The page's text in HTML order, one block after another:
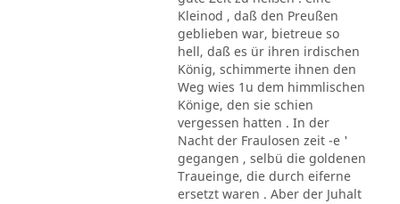
Kleinod , daß den Preußen
geblieben war, bietreue so
hell, daß es ür ihren irdischen
König, schimmerte ihnen den
Weg wies 1u dem himmlischen
Könige, den sie schien
vergessen hatten . In der
Nacht der Fraulosen zeit -e '
gegangen , selbü die goldenen
Traueinge, die durch eiferne
ersetzt waren . Aber der Juhalt